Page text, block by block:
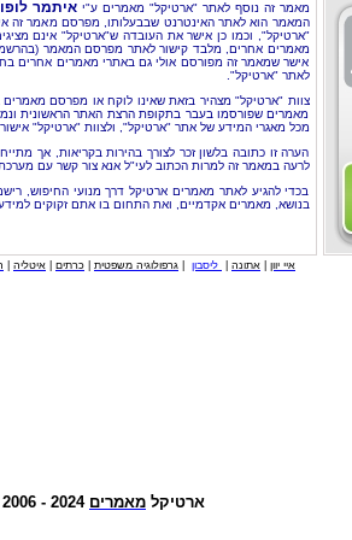
מאמר זה נוסף לאתר "ארטיקל" מאמרים ע"יאיתמר לופו
המאמר הוא לאתר האינטרנט שבבעלותו, מפרסם מאמר זה
"ארטיקל", וכמו כן אישר את העובדה ש"ארטיקל" אינם
מאמרים אחרים, מלבד קישור לאתר מפרסם המאמר
אישר שמאמר זה מפורסם אולי גם באתרי מאמרים אחרים
לאתר "ארטיקל".
צוות "ארטיקל" מצהיר בזאת שאינו לוקח או מפרסם מאמרים
מאמרים שפורסמו בעבר בתקופת הרצת האתר הראשונית
מכל מאגרי המידע של אתר "ארטיקל", ולצוות "ארטיקל"
הערה זו כתובה בלשון זכר לצורך בהירות בקריאות, אך
לרעה במאמר זה למרות הכתוב לעי"ל אנא צור קשר עם מערכת
בכדי להגיע לאתר מאמרים ארטיקל דרך מנועי החיפוש,
בנושא, מאמרים אקדמיים, ואת התחום בו אתם זקוקים
איי יוון אתונה ליסבון גרפולוגיה משפטית כרתים איטליה
ארטיקל מאמרים 2024 - 2006